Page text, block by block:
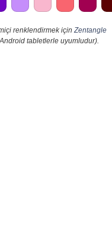
renklendirmek için Zentangle
tabletlerle uyumludur).